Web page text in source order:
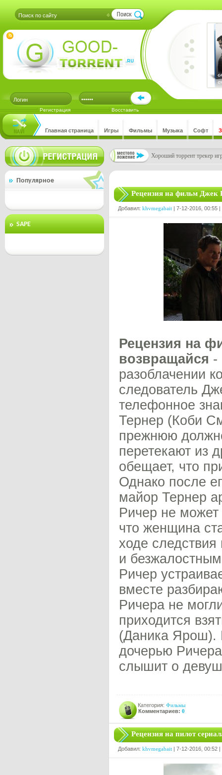
Регистрация Восставить
Главная страница Игры Фильмы Музыка Софт
Хороший торрент трекер
Популярное
SAPE
Рецензия на фильм Джек
Добавил: khvmegabait | 7-12-2016, 00:55
Рецензия на
возвращайся -
разоблачении
следователь
телефонное
Тернер (Коби
прежнюю
перетекают из
обещает, что
Однако после
майор Тернер
Ричер не может
что женщина
ходе
и
Ричер
вместе
Ричера не
приходится
(Даника Ярош).
дочерью
слышит о
Категория: Фильмы
Комментариев: 0
Рецензия на пилот
Добавил: khvmegabait | 7-12-2016, 00:52